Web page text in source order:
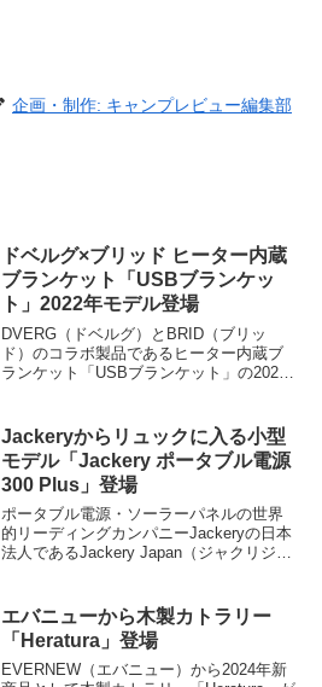
企画・制作: キャンプレビュー編集部
ドベルグ×ブリッド ヒーター内蔵
ブランケット「USBブランケッ
ト」2022年モデル登場
DVERG（ドベルグ）とBRID（ブリッ
ド）のコラボ製品であるヒーター内蔵ブ
ランケット「USBブランケット」の2022
とができるブランケットです。詳細をレ
ビューします。
Jackeryからリュックに入る小型
モデル「Jackery ポータブル電源
300 Plus」登場
ポータブル電源・ソーラーパネルの世界
的リーディングカンパニーJackeryの日本
法人であるJackery Japan（ジャクリジャ
「Jackery ポータブル電源 300 Plus」が
登場しました。詳細をレビューします。
エバニューから木製カトラリー
「Heratura」登場
EVERNEW（エバニュー）から2024年新